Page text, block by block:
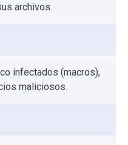
archivos.
infectados (macros),
maliciosos.